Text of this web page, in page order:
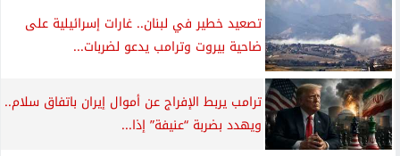
تصعيد خطير في لبنان.. غارات إسرائيلية على
ضاحية بيروت وترامب يدعو لضربات...
ترامب يربط الإفراج عن أموال إيران باتفاق سلام..
ويهدد بضربة “عنيفة” إذا...